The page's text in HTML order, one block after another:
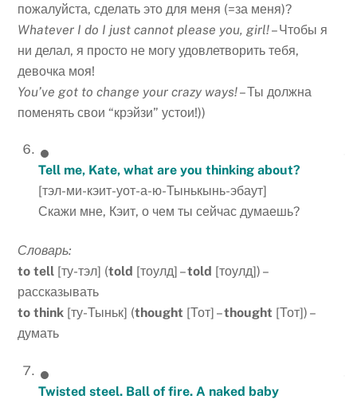
пожалуйста, сделать это для меня (=за меня)?
Whatever I do I just cannot please you, girl!– Чтобы я
ни делал, я просто не могу удовлетворить тебя,
девочка моя!
You’ve got to change your crazy ways!– Ты должна
поменять свои “крэйзи” устои!))
Tell me, Kate, what are you thinking about?
[тэл-ми-кэит-уот-а-ю-Тынькынь-эбаут]
Скажи мне, Кэит, о чем ты сейчас думаешь?
Словарь:
to tell [ту-тэл] (told [тоулд] –told [тоулд]) –
рассказывать
to think [ту-Тыньк] (thought [Тот] –thought [Тот]) –
думать
Twisted steel. Ball of fire. A naked baby